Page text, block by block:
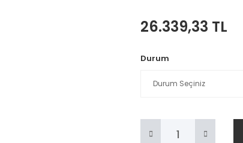
26.339,33 TL
Durum